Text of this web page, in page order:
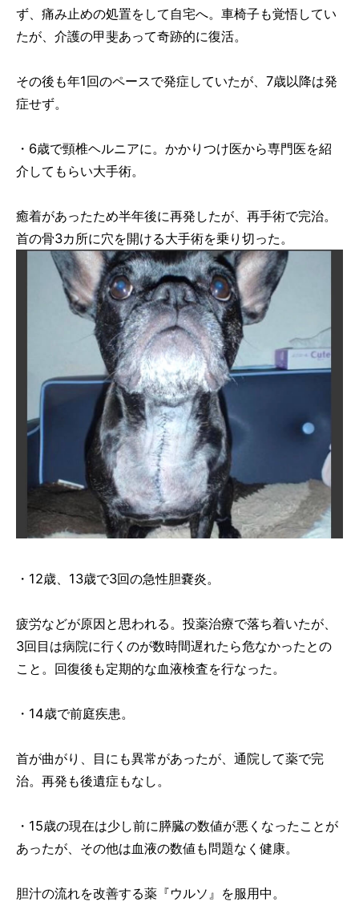
ず、痛み止めの処置をして自宅へ。車椅子も覚悟してい
たが、介護の甲斐あって奇跡的に復活。
その後も年1回のペースで発症していたが、7歳以降は発
症せず。
・6歳で頸椎ヘルニアに。かかりつけ医から専門医を紹
介してもらい大手術。
癒着があったため半年後に再発したが、再手術で完治。
首の骨3カ所に穴を開ける大手術を乗り切った。
・12歳、13歳で3回の急性胆嚢炎。
疲労などが原因と思われる。投薬治療で落ち着いたが、
3回目は病院に行くのが数時間遅れたら危なかったとの
こと。回復後も定期的な血液検査を行なった。
・14歳で前庭疾患。
首が曲がり、目にも異常があったが、通院して薬で完
治。再発も後遺症もなし。
・15歳の現在は少し前に膵臓の数値が悪くなったことが
あったが、その他は血液の数値も問題なく健康。
胆汁の流れを改善する薬『ウルソ』を服用中。